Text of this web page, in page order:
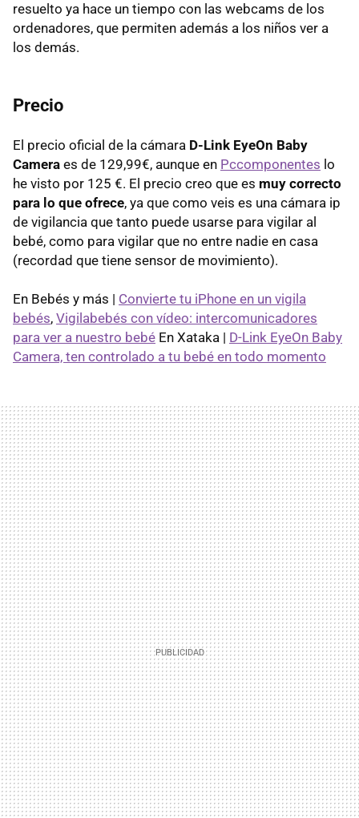
resuelto ya hace un tiempo con las webcams de los
ordenadores, que permiten además a los niños ver a
los demás.
Precio
El precio oficial de la cámara D-Link EyeOn Baby
Camera es de 129,99€, aunque en Pccomponentes lo
he visto por 125 €. El precio creo que es muy correcto
para lo que ofrece, ya que como veis es una cámara ip
de vigilancia que tanto puede usarse para vigilar al
bebé, como para vigilar que no entre nadie en casa
(recordad que tiene sensor de movimiento).
En Bebés y más | Convierte tu iPhone en un vigila
bebés, Vigilabebés con vídeo: intercomunicadores
para ver a nuestro bebé En Xataka | D-Link EyeOn Baby
Camera, ten controlado a tu bebé en todo momento